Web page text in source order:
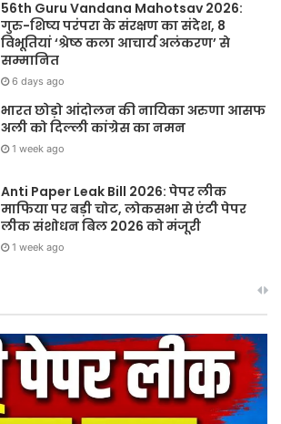
56th Guru Vandana Mahotsav 2026:
गुरु-शिष्य परंपरा के संरक्षण का संदेश, 8
विभूतियां ‘श्रेष्ठ कला आचार्य अलंकरण’ से
सम्मानित
6 days ago
भारत छोड़ो आंदोलन की नायिका अरुणा आसफ
अली को दिल्ली कांग्रेस का नमन
1 week ago
Anti Paper Leak Bill 2026: पेपर लीक
माफिया पर बड़ी चोट, लोकसभा से एंटी पेपर
लीक संशोधन बिल 2026 को मंजूरी
1 week ago
हर